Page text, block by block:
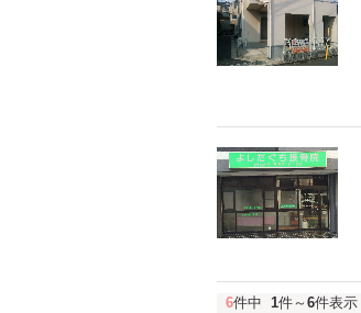
6件中 1件～ 6件表示